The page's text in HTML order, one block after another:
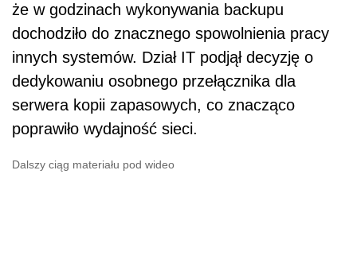
że w godzinach wykonywania backupu
dochodziło do znacznego spowolnienia pracy
innych systemów. Dział IT podjął decyzję o
dedykowaniu osobnego przełącznika dla
serwera kopii zapasowych, co znacząco
poprawiło wydajność sieci.
Dalszy ciąg materiału pod wideo